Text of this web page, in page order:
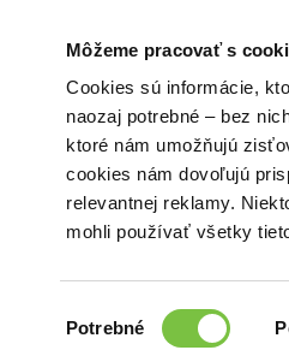
Môžeme pracovať s
Cookies sú informácie,
naozaj potrebné – bez
ktoré nám umožňujú
cookies nám dovoľujú
relevantnej reklamy.
mohli používať všetky
súhlasu
Potrebné
Beletria knihy Spoločenská beletria